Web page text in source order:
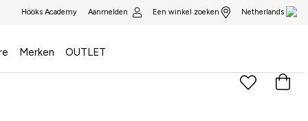
Hööks Academy Aanmelden Een winkel zoeken Netherlands
Merken OUTLET